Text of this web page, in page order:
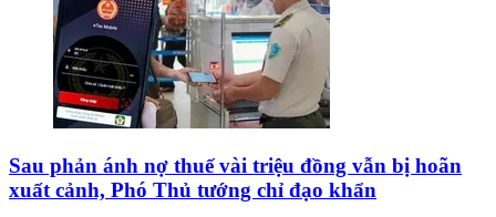
Sau phản ánh nợ thuế vài triệu đồng vẫn bị hoãn
xuất cảnh, Phó Thủ tướng chỉ đạo khẩn